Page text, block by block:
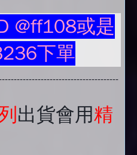
@ff108或是
下單
出貨會用精